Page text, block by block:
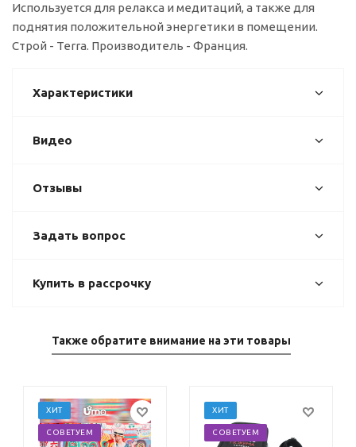
Используется для релакса и медитаций, а также для
поднятия положительной энергетики в помещении.
Строй - Terra. Производитель - Франция.
Характеристики
Видео
Отзывы
Задать вопрос
Купить в рассрочку
Также обратите внимание на эти товары
ХИТ
СОВЕТУЕМ
ХИТ
СОВЕТУЕМ